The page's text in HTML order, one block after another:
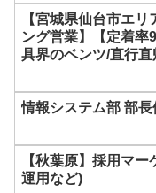
く
さ
。
【宮城県仙台市エ
ング営業】【定着率
具界のベンツ/直行
情報システム部 部
【秋葉原】採用マ
運用など)